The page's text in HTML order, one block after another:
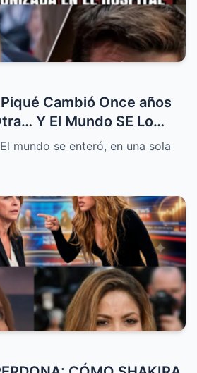
Cambió Once años
Y El Mundo SE Lo
mundo se enteró, en una sola